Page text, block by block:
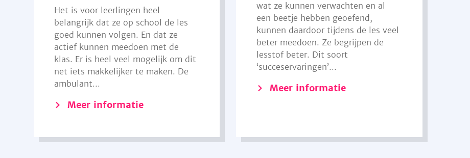
Het is voor leerlingen heel
belangrijk dat ze op school de les
goed kunnen volgen. En dat ze
actief kunnen meedoen met de
klas. Er is heel veel mogelijk om dit
net iets makkelijker te maken. De
ambulant...
Meer informatie
wat ze kunnen verwachten en al
een beetje hebben geoefend,
kunnen daardoor tijdens de les veel
beter meedoen. Ze begrijpen de
lesstof beter. Dit soort
‘succeservaringen’...
Meer informatie